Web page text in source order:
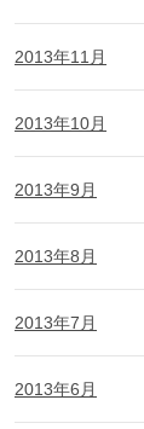
2013年11月
2013年10月
2013年9月
2013年8月
2013年7月
2013年6月